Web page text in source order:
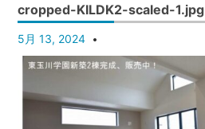
園
の
不
産
cropped-KILDK2-scaled-1.jpg
5月 13, 2024